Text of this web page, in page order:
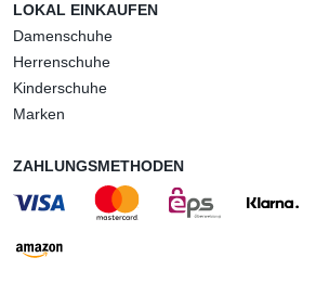
LOKAL EINKAUFEN
Damenschuhe
Herrenschuhe
Kinderschuhe
Marken
ZAHLUNGSMETHODEN